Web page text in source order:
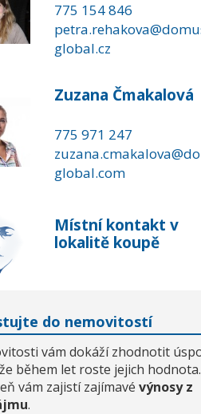
775 154 846
global.cz
Zuzana Čmakalová
775 971 247
global.com
Místní kontakt v
lokalitě koupě
do nemovitostí
vám dokáží zhodnotit
během let roste jejich hodnota.
vám zajistí zajímavé výnosy z
.